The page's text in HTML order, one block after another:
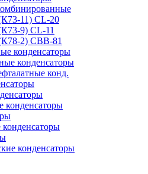
11) CL-20
9) CL-11
2) CBB-81
конденсаторы
конденсаторы
конд.
конденсаторы
конденсаторы